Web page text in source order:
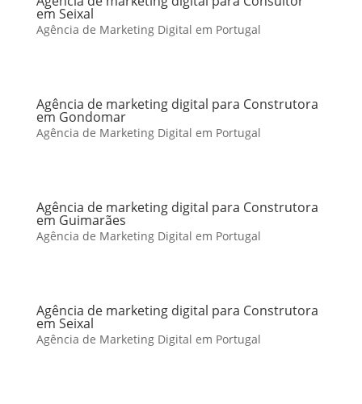
em Seixal
Agência de Marketing Digital em Portugal
Agência de marketing digital para Construtora
em Gondomar
Agência de Marketing Digital em Portugal
Agência de marketing digital para Construtora
em Guimarães
Agência de Marketing Digital em Portugal
Agência de marketing digital para Construtora
em Seixal
Agência de Marketing Digital em Portugal